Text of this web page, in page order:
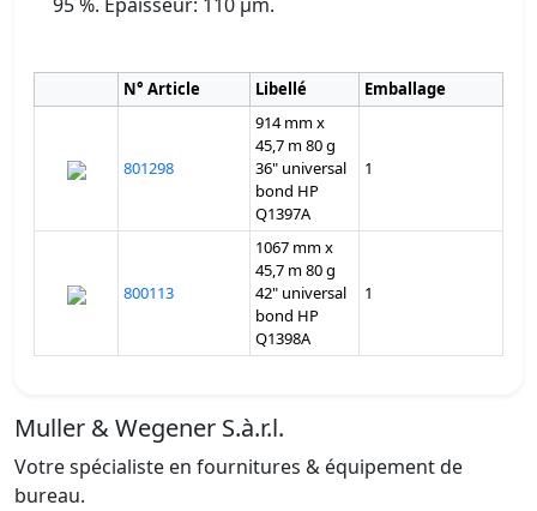
N° Article Libellé Emballage
801298
914 mm x
45,7 m 80 g
36" universal
bond HP
Q1397A
1
800113
1067 mm x
45,7 m 80 g
42" universal
bond HP
Q1398A
1
Muller & Wegener S.à.r.l.
Votre spécialiste en fournitures & équipement de
bureau.